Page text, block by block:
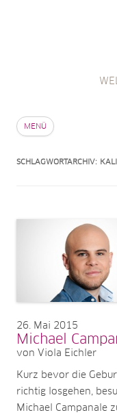
MENÜ
SCHLAGWORTARCHIV:
26 Mai 2015
Michael
von Viola Eichler
Kurz bevor die
richtig losgehen,
Michael Campanale